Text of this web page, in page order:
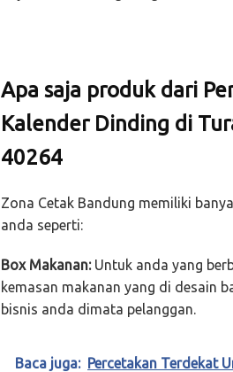
Apa saja produk dari
Kalender Dinding di
40264
Zona Cetak Bandung memiliki
anda seperti:
Box Makanan:Untuk anda yang
kemasan makanan yang di desain
bisnis anda dimata pelanggan.
Baca juga: Percetakan Terdekat